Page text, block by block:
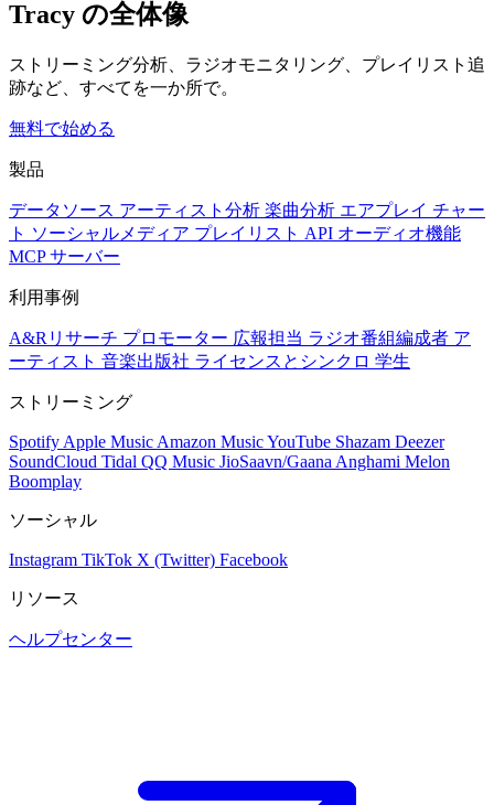
Tracy の全体像
ストリーミング分析、ラジオモニタリング、プレイリスト追
跡など、すべてを一か所で。
無料で始める
製品
データソース アーティスト分析 楽曲分析 エアプレイ チャー
ト ソーシャルメディア プレイリスト API オーディオ機能
MCP サーバー
利用事例
A&Rリサーチ プロモーター 広報担当 ラジオ番組編成者 ア
ーティスト 音楽出版社 ライセンスとシンクロ 学生
ストリーミング
Spotify Apple Music Amazon MusicYouTube Shazam Deezer
SoundCloud Tidal QQ Music JioSaavn/Gaana Anghami Melon
Boomplay
ソーシャル
Instagram TikTok X (Twitter) Facebook
リソース
ヘルプセンター